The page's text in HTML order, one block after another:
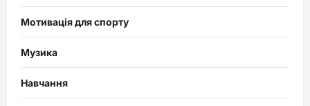
Мотивація для спорту
Музика
Навчання